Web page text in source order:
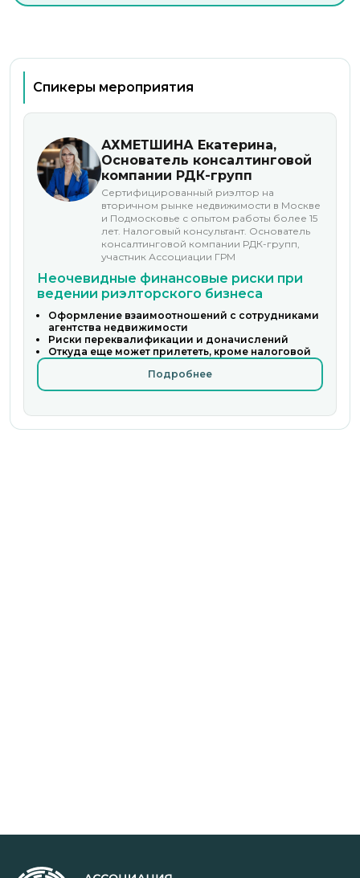
Спикеры мероприятия
АХМЕТШИНА Екатерина,
Основатель консалтинговой
компании РДК-групп
Сертифицированный риэлтор на
вторичном рынке недвижимости в Москве
и Подмосковье с опытом работы более 15
лет. Налоговый консультант. Основатель
консалтинговой компании РДК-групп,
участник Ассоциации ГРМ
Неочевидные финансовые риски при
ведении риэлторского бизнеса
Оформление взаимоотношений с сотрудниками
агентства недвижимости
Риски переквалификации и доначислений
Откуда еще может прилететь, кроме налоговой
Подробнее